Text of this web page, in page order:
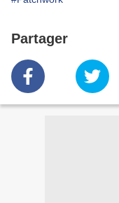
Partager